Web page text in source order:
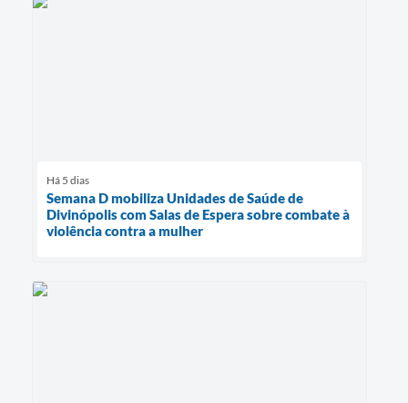
Há 5 dias
Semana D mobiliza Unidades de Saúde de
Divinópolis com Salas de Espera sobre combate à
violência contra a mulher